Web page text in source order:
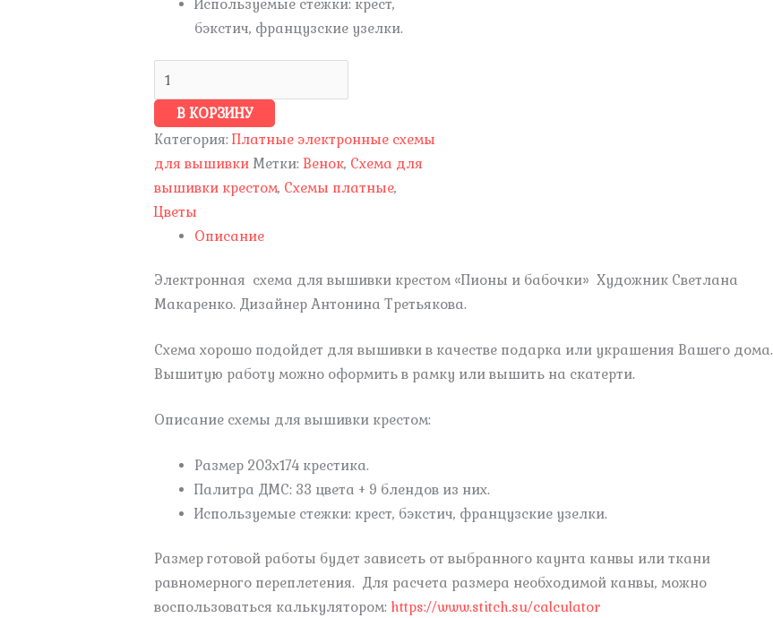
Используемые стежки: крест,
бэкстич, французские узелки.
В КОРЗИНУ
Категория:Платные электронные схемы
для вышивки Метки:Венок, Схема для
вышивки крестом, Схемы платные,
Цветы
Описание
Электронная схема для вышивки крестом «Пионы и бабочки» Художник Светлана
Макаренко. Дизайнер Антонина Третьякова.
Схема хорошо подойдет для вышивки в качестве подарка или украшения Вашего дома.
Вышитую работу можно оформить в рамку или вышить на скатерти.
Описание схемы для вышивки крестом:
Размер 203х174 крестика.
Палитра ДМС: 33 цвета + 9 блендов из них.
Используемые стежки: крест, бэкстич, французские узелки.
Размер готовой работы будет зависеть от выбранного каунта канвы или ткани
равномерного переплетения. Для расчета размера необходимой канвы, можно
воспользоваться калькулятором: https://www.stitch.su/calculator